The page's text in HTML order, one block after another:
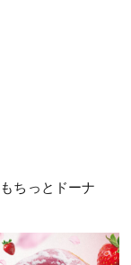
ちっとドーナ